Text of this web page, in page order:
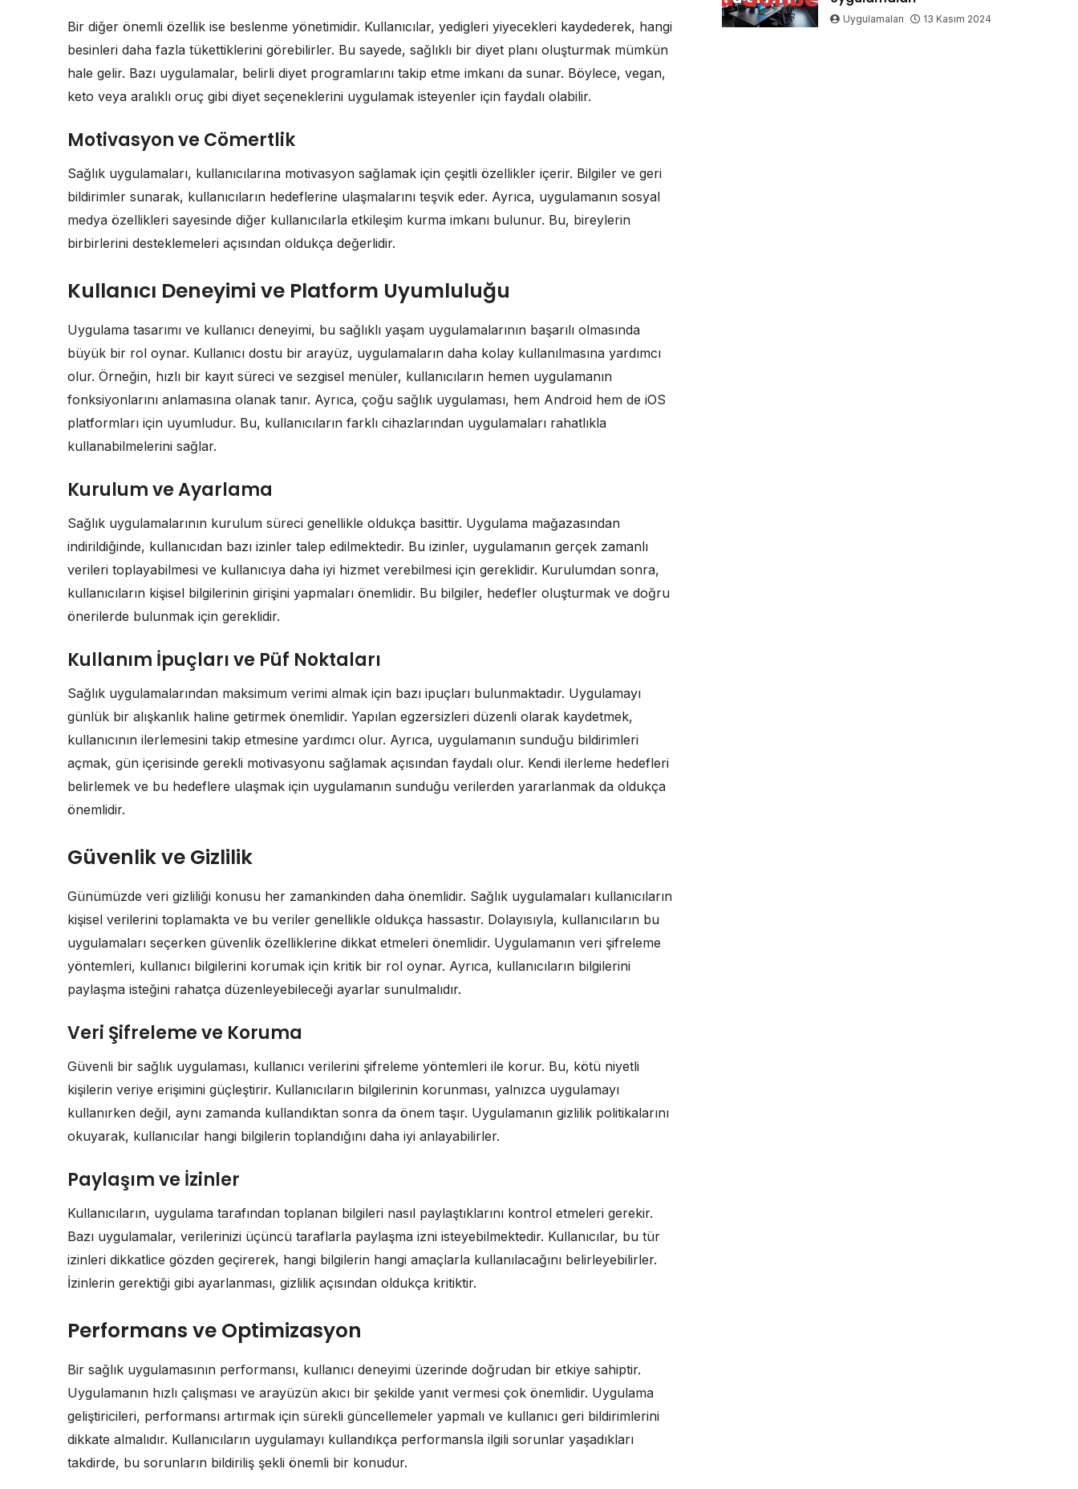
Bir diğer önemli özellik ise beslenme yönetimidir. Kullanıcılar, yedigleri yiyecekleri kaydederek, hangi
besinleri daha fazla tükettiklerini görebilirler. Bu sayede, sağlıklı bir diyet planı oluşturmak mümkün
hale gelir. Bazı uygulamalar, belirli diyet programlarını takip etme imkanı da sunar. Böylece, vegan,
keto veya aralıklı oruç gibi diyet seçeneklerini uygulamak isteyenler için faydalı olabilir.
Motivasyon ve Cömertlik
Sağlık uygulamaları, kullanıcılarına motivasyon sağlamak için çeşitli özellikler içerir. Bilgiler ve geri
bildirimler sunarak, kullanıcıların hedeflerine ulaşmalarını teşvik eder. Ayrıca, uygulamanın sosyal
medya özellikleri sayesinde diğer kullanıcılarla etkileşim kurma imkanı bulunur. Bu, bireylerin
birbirlerini desteklemeleri açısından oldukça değerlidir.
Kullanıcı Deneyimi ve Platform Uyumluluğu
Uygulama tasarımı ve kullanıcı deneyimi, bu sağlıklı yaşam uygulamalarının başarılı olmasında
büyük bir rol oynar. Kullanıcı dostu bir arayüz, uygulamaların daha kolay kullanılmasına yardımcı
olur. Örneğin, hızlı bir kayıt süreci ve sezgisel menüler, kullanıcıların hemen uygulamanın
fonksiyonlarını anlamasına olanak tanır. Ayrıca, çoğu sağlık uygulaması, hem Android hem de iOS
platformları için uyumludur. Bu, kullanıcıların farklı cihazlarından uygulamaları rahatlıkla
kullanabilmelerini sağlar.
Kurulum ve Ayarlama
Sağlık uygulamalarının kurulum süreci genellikle oldukça basittir. Uygulama mağazasından
indirildiğinde, kullanıcıdan bazı izinler talep edilmektedir. Bu izinler, uygulamanın gerçek zamanlı
verileri toplayabilmesi ve kullanıcıya daha iyi hizmet verebilmesi için gereklidir. Kurulumdan sonra,
kullanıcıların kişisel bilgilerinin girişini yapmaları önemlidir. Bu bilgiler, hedefler oluşturmak ve doğru
önerilerde bulunmak için gereklidir.
Kullanım İpuçları ve Püf Noktaları
Sağlık uygulamalarından maksimum verimi almak için bazı ipuçları bulunmaktadır. Uygulamayı
günlük bir alışkanlık haline getirmek önemlidir. Yapılan egzersizleri düzenli olarak kaydetmek,
kullanıcının ilerlemesini takip etmesine yardımcı olur. Ayrıca, uygulamanın sunduğu bildirimleri
açmak, gün içerisinde gerekli motivasyonu sağlamak açısından faydalı olur. Kendi ilerleme hedefleri
belirlemek ve bu hedeflere ulaşmak için uygulamanın sunduğu verilerden yararlanmak da oldukça
önemlidir.
Güvenlik ve Gizlilik
Günümüzde veri gizliliği konusu her zamankinden daha önemlidir. Sağlık uygulamaları kullanıcıların
kişisel verilerini toplamakta ve bu veriler genellikle oldukça hassastır. Dolayısıyla, kullanıcıların bu
uygulamaları seçerken güvenlik özelliklerine dikkat etmeleri önemlidir. Uygulamanın veri şifreleme
yöntemleri, kullanıcı bilgilerini korumak için kritik bir rol oynar. Ayrıca, kullanıcıların bilgilerini
paylaşma isteğini rahatça düzenleyebileceği ayarlar sunulmalıdır.
Veri Şifreleme ve Koruma
Güvenli bir sağlık uygulaması, kullanıcı verilerini şifreleme yöntemleri ile korur. Bu, kötü niyetli
kişilerin veriye erişimini güçleştirir. Kullanıcıların bilgilerinin korunması, yalnızca uygulamayı
kullanırken değil, aynı zamanda kullandıktan sonra da önem taşır. Uygulamanın gizlilik politikalarını
okuyarak, kullanıcılar hangi bilgilerin toplandığını daha iyi anlayabilirler.
Paylaşım ve İzinler
Kullanıcıların, uygulama tarafından toplanan bilgileri nasıl paylaştıklarını kontrol etmeleri gerekir.
Bazı uygulamalar, verilerinizi üçüncü taraflarla paylaşma izni isteyebilmektedir. Kullanıcılar, bu tür
izinleri dikkatlice gözden geçirerek, hangi bilgilerin hangi amaçlarla kullanılacağını belirleyebilirler.
İzinlerin gerektiği gibi ayarlanması, gizlilik açısından oldukça kritiktir.
Performans ve Optimizasyon
Bir sağlık uygulamasının performansı, kullanıcı deneyimi üzerinde doğrudan bir etkiye sahiptir.
Uygulamanın hızlı çalışması ve arayüzün akıcı bir şekilde yanıt vermesi çok önemlidir. Uygulama
geliştiricileri, performansı artırmak için sürekli güncellemeler yapmalı ve kullanıcı geri bildirimlerini
dikkate almalıdır. Kullanıcıların uygulamayı kullandıkça performansla ilgili sorunlar yaşadıkları
takdirde, bu sorunların bildiriliş şekli önemli bir konudur.
Uygulamaları 13 Kasım 2024